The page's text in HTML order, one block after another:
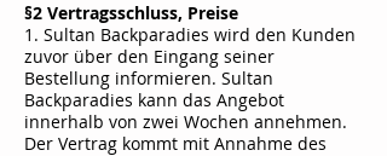
§2 Vertragsschluss, Preise
1. Sultan Backparadies wird den Kunden
zuvor über den Eingang seiner
Bestellung informieren. Sultan
Backparadies kann das Angebot
innerhalb von zwei Wochen annehmen.
Der Vertrag kommt mit Annahme des